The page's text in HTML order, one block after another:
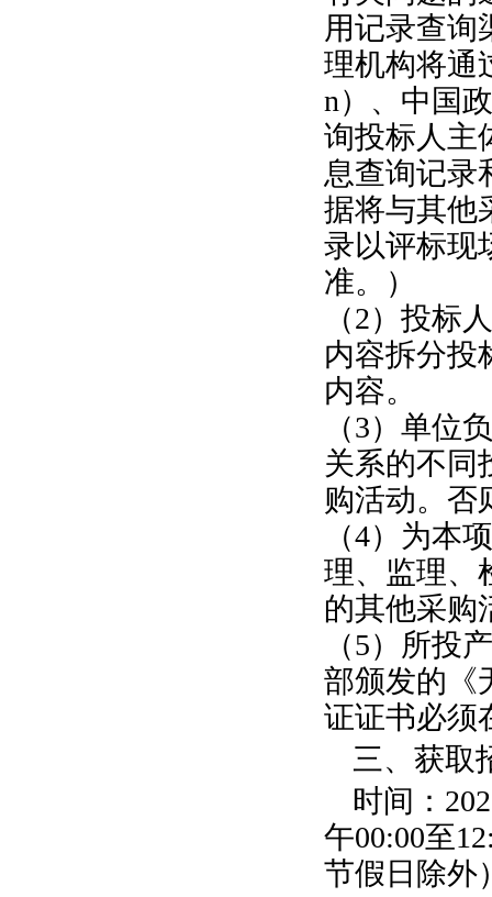
用记录查询
理机构将通
n）、中国
询投标人主
息查询记录
据将与其他
录以评标现
准。）
（2）投标
内容拆分投
内容。
（3）单位
关系的不同
购活动。否
（4）为本
理、监理、
的其他采购
（5）所投
部颁发的《
证证书必须
三、获取
时间：
午00:00至
节假日除外